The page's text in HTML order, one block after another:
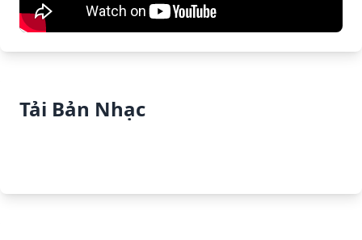
Tải Bản Nhạc